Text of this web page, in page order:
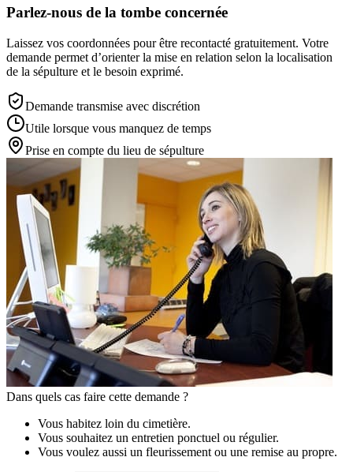
Parlez-nous de la tombe concernée
Laissez vos coordonnées pour être recontacté gratuitement. Votre
demande permet d’orienter la mise en relation selon la localisation
de la sépulture et le besoin exprimé.
Demande transmise avec discrétion
Utile lorsque vous manquez de temps
Prise en compte du lieu de sépulture
Dans quels cas faire cette demande ?
Vous habitez loin du cimetière.
Vous souhaitez un entretien ponctuel ou régulier.
Vous voulez aussi un fleurissement ou une remise au propre.